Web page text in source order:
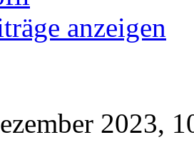
anzeigen
2023,